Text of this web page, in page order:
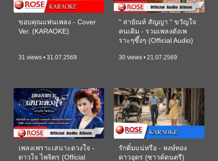
ขอบคุณแฟนเพลง - Cover
Ver. (KARAOKE)
31 views • 31.07.2569
" สายัณห์ สัญญา " ขวัญใจ
คนเดิม - รวมเพลงดังเพ
ราะๆซึ้งๆ (Official Audio)
30 views • 21.07.2569
เพลงเพราะเสนาะดวงใจ -
ดาวใจ ไพจิตร (Official
รักติ๋มแน่หรือ - หงษ์ทอง
ดาวอุดร (ซาวด์ดนตรี)